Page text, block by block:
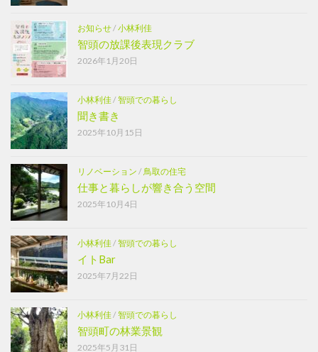
お知らせ/小林利佳
智頭の放課後表現クラブ
2026年1月20日
小林利佳/智頭での暮らし
聞き書き
2025年10月15日
リノベーション /鳥取の住宅
仕事と暮らしが響き合う空間
2025年10月4日
小林利佳/智頭での暮らし
イトBar
2025年7月22日
小林利佳/智頭での暮らし
智頭町の林業景観
2025年5月31日